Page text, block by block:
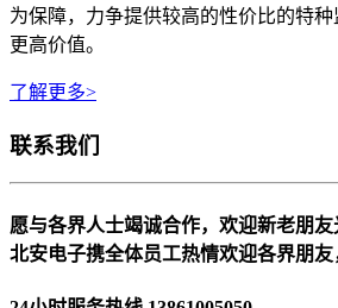
为保障，力争提供较高的性价比的特
更高价值。
了解更多>
联系我们
愿与各界人士竭诚合作，欢迎新老朋友
北安电子携全体员工热情欢迎各界朋友